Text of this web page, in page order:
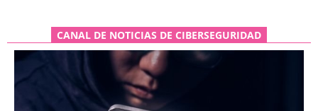
CANAL DE NOTICIAS DE CIBERSEGURIDAD